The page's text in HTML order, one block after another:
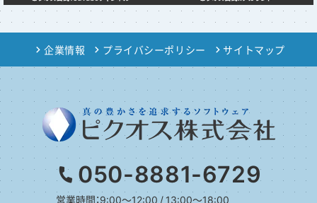
企業情報 プライバシーポリシー サイトマップ
050-8881-6729
営業時間：9:00～12:00 / 13:00～18:00